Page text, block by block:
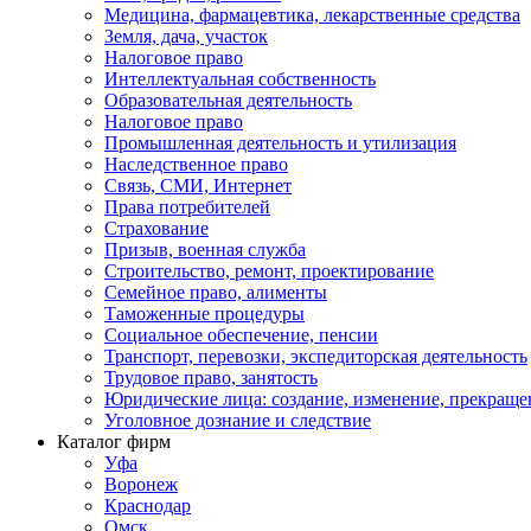
Медицина, фармацевтика, лекарственные средства
Земля, дача, участок
Налоговое право
Интеллектуальная собственность
Образовательная деятельность
Налоговое право
Промышленная деятельность и утилизация
Наследственное право
Связь, СМИ, Интернет
Права потребителей
Страхование
Призыв, военная служба
Строительство, ремонт, проектирование
Семейное право, алименты
Таможенные процедуры
Социальное обеспечение, пенсии
Транспорт, перевозки, экспедиторская деятельность
Трудовое право, занятость
Юридические лица: создание, изменение,
Уголовное дознание и следствие
Каталог фирм
Уфа
Воронеж
Краснодар
Омск